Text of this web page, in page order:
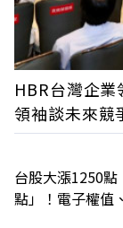
HBR台灣企
領袖談未來競
台股大漲1250
點」！電子權值